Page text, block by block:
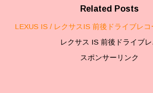
Related Posts
LEXUS IS / レクサスIS 前後ドライブレ
レクサス IS 前後ドライブ
スポンサーリンク